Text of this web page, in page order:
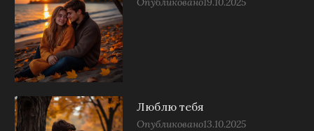
Люблю тебя
Опубликовано13.10.2025